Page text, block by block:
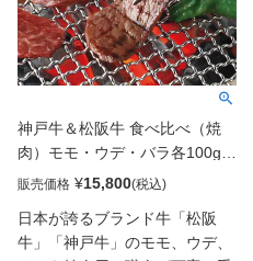
神戸牛＆松阪牛 食べ比べ（焼
肉）モモ・ウデ・バラ各100g
計600g
販売価格 ¥15,800
日本が誇るブランド牛「松阪
牛」「神戸牛」のモモ、ウデ、